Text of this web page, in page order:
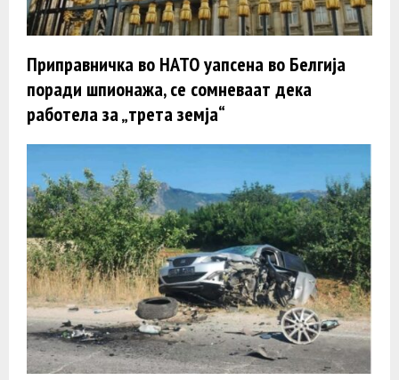
Приправничка во НАТО уапсена во Белгија
поради шпионажа, се сомневаат дека
работела за „трета земја“